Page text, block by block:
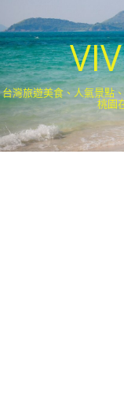
台灣旅遊美食、人氣景點
桃園